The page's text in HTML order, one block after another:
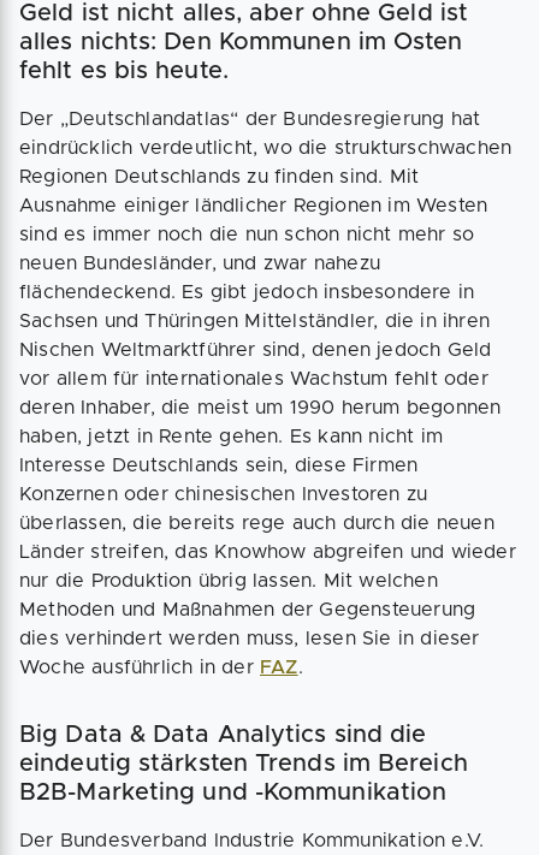
Geld ist nicht alles, aber ohne Geld ist
alles nichts: Den Kommunen im Osten
fehlt es bis heute.
Der „Deutschlandatlas“ der Bundesregierung hat
eindrücklich verdeutlicht, wo die strukturschwachen
Regionen Deutschlands zu finden sind. Mit
Ausnahme einiger ländlicher Regionen im Westen
sind es immer noch die nun schon nicht mehr so
neuen Bundesländer, und zwar nahezu
flächendeckend. Es gibt jedoch insbesondere in
Sachsen und Thüringen Mittelständler, die in ihren
Nischen Weltmarktführer sind, denen jedoch Geld
vor allem für internationales Wachstum fehlt oder
deren Inhaber, die meist um 1990 herum begonnen
haben, jetzt in Rente gehen. Es kann nicht im
Interesse Deutschlands sein, diese Firmen
Konzernen oder chinesischen Investoren zu
überlassen, die bereits rege auch durch die neuen
Länder streifen, das Knowhow abgreifen und wieder
nur die Produktion übrig lassen. Mit welchen
Methoden und Maßnahmen der Gegensteuerung
dies verhindert werden muss, lesen Sie in dieser
Woche ausführlich in der FAZ.
Big Data & Data Analytics sind die
eindeutig stärksten Trends im Bereich
B2B-Marketing und -Kommunikation
Der Bundesverband Industrie Kommunikation e.V.